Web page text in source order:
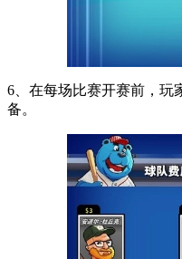
6、在每场比赛开赛前，玩
备。